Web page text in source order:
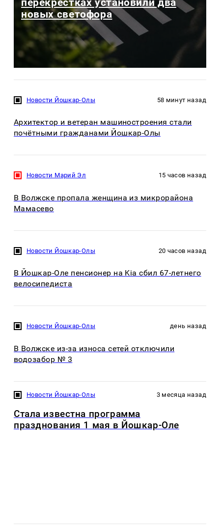
перекрестках установили два
новых светофора
Новости Йошкар-Олы 58 минут назад
Архитектор и ветеран машиностроения стали
почётными гражданами Йошкар-Олы
Новости Марий Эл 15 часов назад
В Волжске пропала женщина из микрорайона
Мамасево
Новости Йошкар-Олы 20 часов назад
В Йошкар-Оле пенсионер на Kia сбил 67-летнего
велосипедиста
Новости Йошкар-Олы день назад
В Волжске из-за износа сетей отключили
водозабор № 3
Новости Йошкар-Олы 3 месяца назад
Стала известна программа
празднования 1 мая в Йошкар-Оле